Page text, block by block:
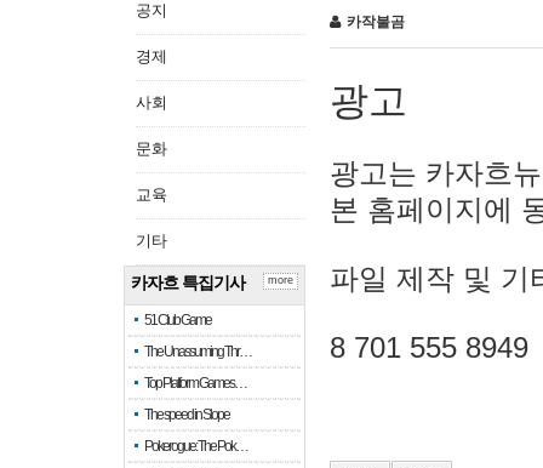
공지
경제
사회
문화
교육
기타
카자흐 특집기사
51 Club Game
The Unassuming Thr…
Top Platform Games…
The speed in Slope
Pokerogue: The Pok…
more
카작불곰
광고
광고는 카자흐
본 홈페이지에
파일 제작 및 기
8 701 555 8949